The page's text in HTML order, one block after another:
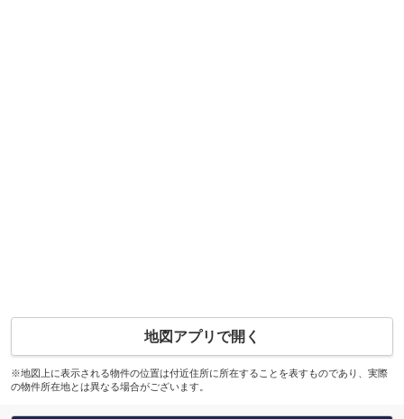
地図アプリで開く
※地図上に表示される物件の位置は付近住所に所在することを表すものであり、実際
の物件所在地とは異なる場合がございます。